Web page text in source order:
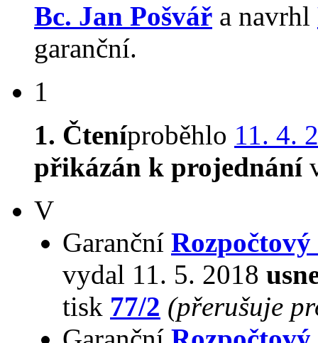
Bc. Jan Pošvář a navrhl
garanční.
1
1. Čteníproběhlo 11. 4.
přikázán k projednání
V
Garanční
vydal 11. 5. 2018
tisk 77/2 (přerušuje